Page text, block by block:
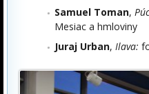
Samuel Toman,
Mesiac a hmloviny
Juraj Urban, Ilava: